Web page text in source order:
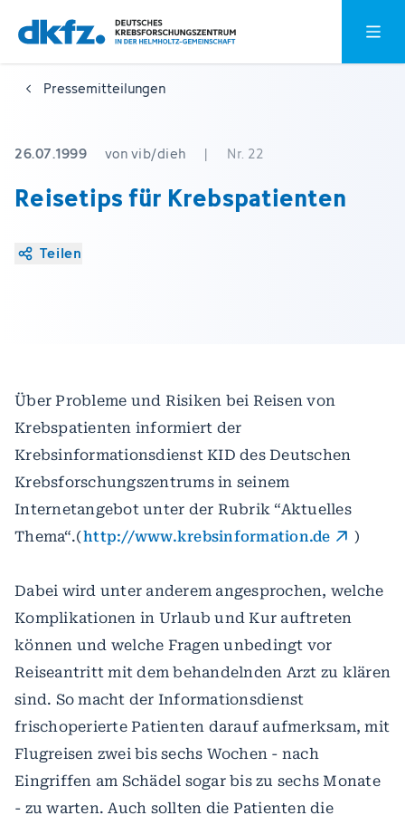
Zum
Hauptinhalt
springen
Zur
Fußzeile
springen
Pressemitteilungen
26.07.1999 von vib/dieh | Nr. 22
Reisetips für Krebspatienten
Teilen
Über Probleme und Risiken bei Reisen von
Krebspatienten informiert der
Krebsinformationsdienst KID des Deutschen
Krebsforschungszentrums in seinem
Internetangebot unter der Rubrik “Aktuelles
Thema“.(http://www.krebsinformation.de )
Dabei wird unter anderem angesprochen, welche
Komplikationen in Urlaub und Kur auftreten
können und welche Fragen unbedingt vor
Reiseantritt mit dem behandelnden Arzt zu klären
sind. So macht der Informationsdienst
frischoperierte Patienten darauf aufmerksam, mit
Flugreisen zwei bis sechs Wochen - nach
Eingriffen am Schädel sogar bis zu sechs Monate
- zu warten. Auch sollten die Patienten die